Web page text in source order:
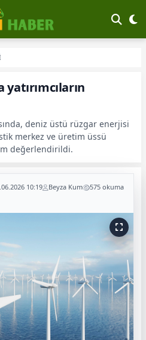
deniz üstü rüzgar enerjisi
merkez ve üretim üssü
değerlendirildi.
10:19 Beyza Kum 575 okuma